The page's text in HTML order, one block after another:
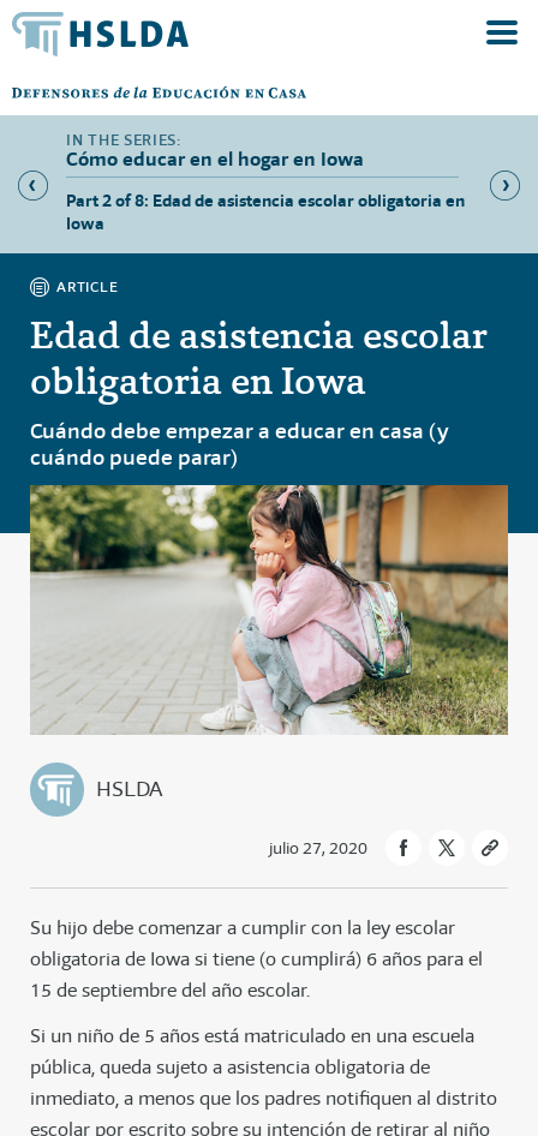
Cómo educar en el hogar en Iowa
en
Part 2 of 8: Edad de asistencia escolar obligatoria en
Iowa
Part 3
ARTICLE
Edad de asistencia escolar
obligatoria en Iowa
Cuándo debe empezar a educar en casa (y
cuándo puede parar)
HSLDA
julio 27, 2020
Su hijo debe comenzar a cumplir con la ley escolar
obligatoria de Iowa si tiene (o cumplirá) 6 años para el
15 de septiembre del año escolar.
Si un niño de 5 años está matriculado en una escuela
pública, queda sujeto a asistencia obligatoria de
inmediato, a menos que los padres notifiquen al distrito
escolar por escrito sobre su intención de retirar al niño